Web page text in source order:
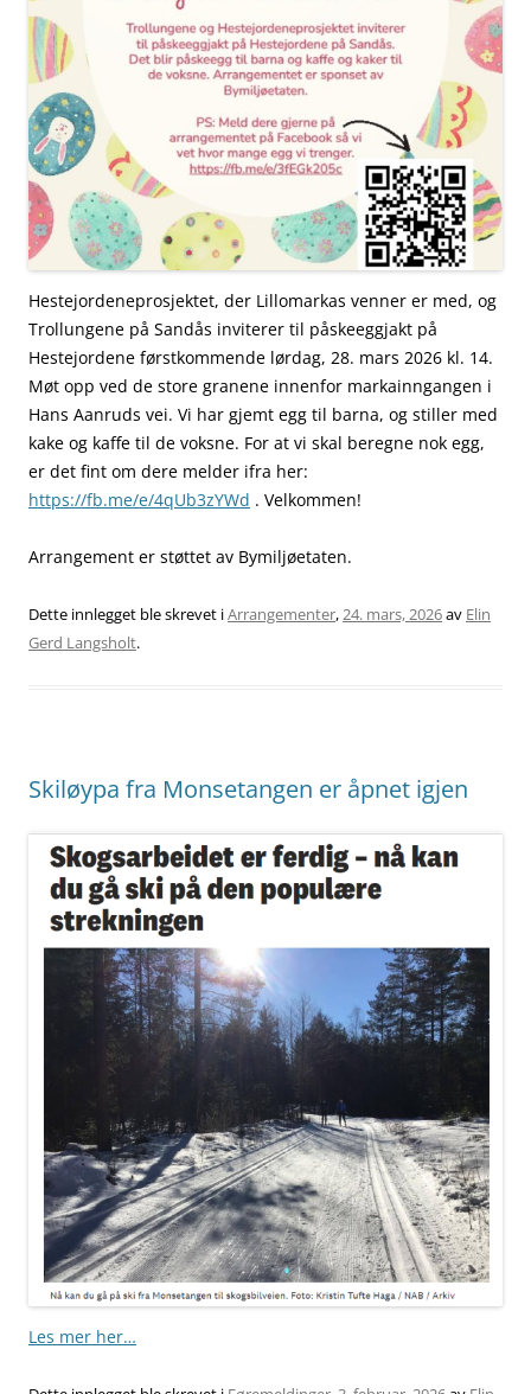
Hestejordeneprosjektet, der Lillomarkas venner er med, og
Trollungene på Sandås inviterer til påskeeggjakt på
Hestejordene førstkommende lørdag, 28. mars 2026 kl. 14.
Møt opp ved de store granene innenfor markainngangen i
Hans Aanruds vei. Vi har gjemt egg til barna, og stiller med
kake og kaffe til de voksne. For at vi skal beregne nok egg,
er det fint om dere melder ifra her:
https://fb.me/e/4qUb3zYWd . Velkommen!
Arrangement er støttet av Bymiljøetaten.
Dette innlegget ble skrevet iArrangementer,24. mars, 2026av Elin
Gerd Langsholt.
Skiløypa fra Monsetangen er åpnet igjen
Les mer her…